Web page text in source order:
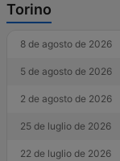
Torino
8 de agosto de 2026
5 de agosto de 2026
2 de agosto de 2026
25 de luglio de 2026
22 de luglio de 2026